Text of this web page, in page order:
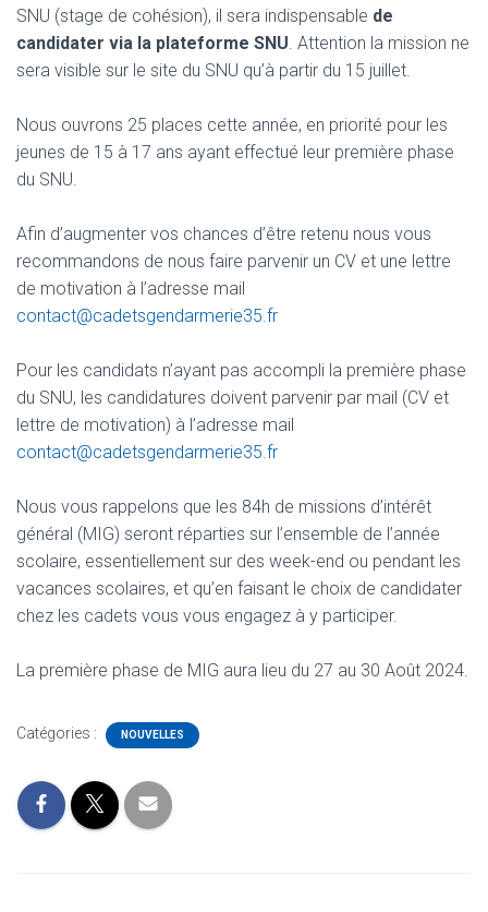
T
SNU (stage de cohésion), il sera indispensable de
candidater via la plateforme SNU. Attention la mission ne
sera visible sur le site du SNU qu’à partir du 15 juillet.
Nous ouvrons 25 places cette année, en priorité pour les
jeunes de 15 à 17 ans ayant effectué leur première phase
du SNU.
Afin d’augmenter vos chances d’être retenu nous vous
recommandons de nous faire parvenir un CV et une lettre
de motivation à l’adresse mail
contact@cadetsgendarmerie35.fr
Pour les candidats n’ayant pas accompli la première phase
du SNU, les candidatures doivent parvenir par mail (CV et
lettre de motivation) à l’adresse mail
contact@cadetsgendarmerie35.fr
Nous vous rappelons que les 84h de missions d’intérêt
général (MIG) seront réparties sur l’ensemble de l’année
scolaire, essentiellement sur des week-end ou pendant les
vacances scolaires, et qu’en faisant le choix de candidater
chez les cadets vous vous engagez à y participer.
La première phase de MIG aura lieu du 27 au 30 Août 2024.
Catégories : NOUVELLES